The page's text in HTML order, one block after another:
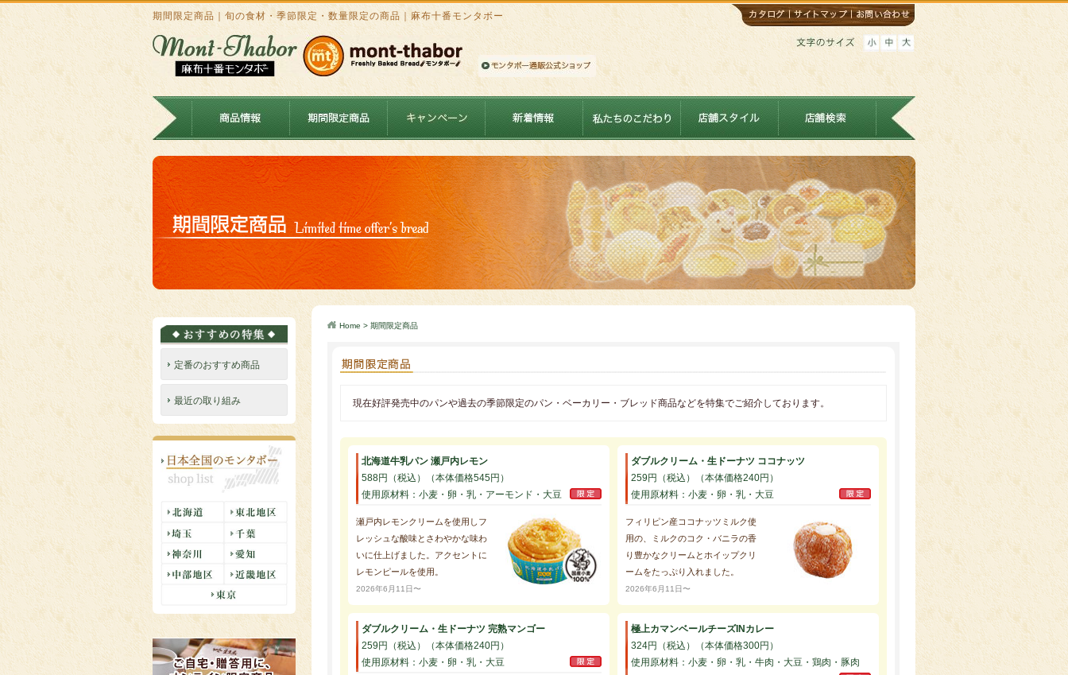
期間限定商品｜旬の食材・季節限定・数量限定の商品｜麻布十番モンタボー
Home > 期間限定商品
現在好評発売中のパンや過去の季節限定のパン・ベーカリー・ブレッド商品などを特集でご紹介しております。
北海道牛乳パン 瀬戸内レモン
588円（税込）（本体価格545円）
使用原材料：小麦・卵・乳・アーモンド・大豆
瀬戸内レモンクリームを使用しフ
レッシュな酸味とさわやかな味わ
いに仕上げました。アクセントに
レモンピールを使用。
2026年6月11日〜
ダブルクリーム・生ドーナツ ココナッツ
259円（税込）（本体価格240円）
使用原材料：小麦・卵・乳・大豆
フィリピン産ココナッツミルク使
用の、ミルクのコク・バニラの香
り豊かなクリームとホイップクリ
ームをたっぷり入れました。
2026年6月11日〜
ダブルクリーム・生ドーナツ 完熟マンゴー
259円（税込）（本体価格240円）
使用原材料：小麦・卵・乳・大豆
極上カマンベールチーズINカレー
324円（税込）（本体価格300円）
使用原材料：小麦・卵・乳・牛肉・大豆・鶏肉・豚肉
定番のおすすめ商品
最近の取り組み